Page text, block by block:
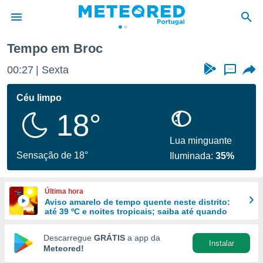
da
foi
fornecidas
a este
das
e
forma
digital
Tempo em Broc
00:27 Sexta ...
Céu limpo
18°
Sensação de 18°
Lua minguante
Iluminada:35%
Última hora
Aviso amarelo de tempo quente neste distrito:
até 39 ºC e noites tropicais; saiba até quando
Descarregue GRÁTIS a app da
Meteored!
Instalar